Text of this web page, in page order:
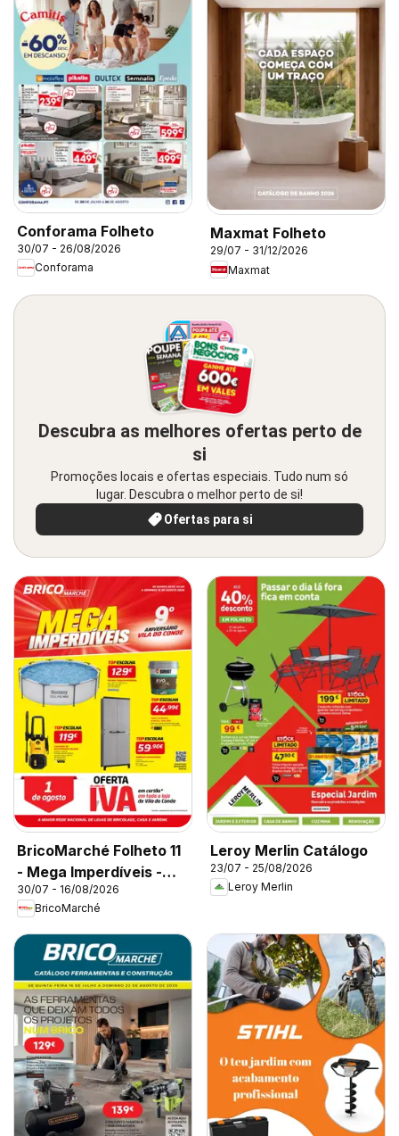
Conforama Folheto
30/07 - 26/08/2026
Conforama
Maxmat Folheto
29/07 - 31/12/2026
Maxmat
Descubra as melhores ofertas perto de
si
Promoções locais e ofertas especiais. Tudo num só
lugar. Descubra o melhor perto de si!
Ofertas para si
BricoMarché Folheto 11
- Mega Imperdíveis -
Vila do Conde
30/07 - 16/08/2026
BricoMarché
Leroy Merlin Catálogo
23/07 - 25/08/2026
Leroy Merlin